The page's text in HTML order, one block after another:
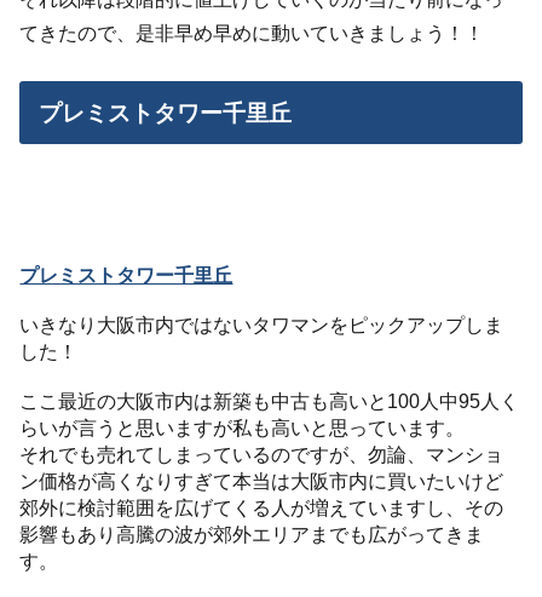
てきたので、是非早め早めに動いていきましょう！！
プレミストタワー千里丘
プレミストタワー千里丘
いきなり大阪市内ではないタワマンをピックアップしま
した！
ここ最近の大阪市内は新築も中古も高いと100人中95人く
らいが言うと思いますが私も高いと思っています。
それでも売れてしまっているのですが、勿論、マンショ
ン価格が高くなりすぎて本当は大阪市内に買いたいけど
郊外に検討範囲を広げてくる人が増えていますし、その
影響もあり高騰の波が郊外エリアまでも広がってきま
す。